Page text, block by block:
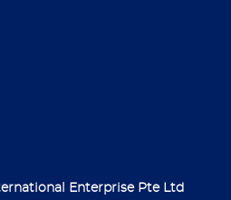
Enterprise Pte Ltd